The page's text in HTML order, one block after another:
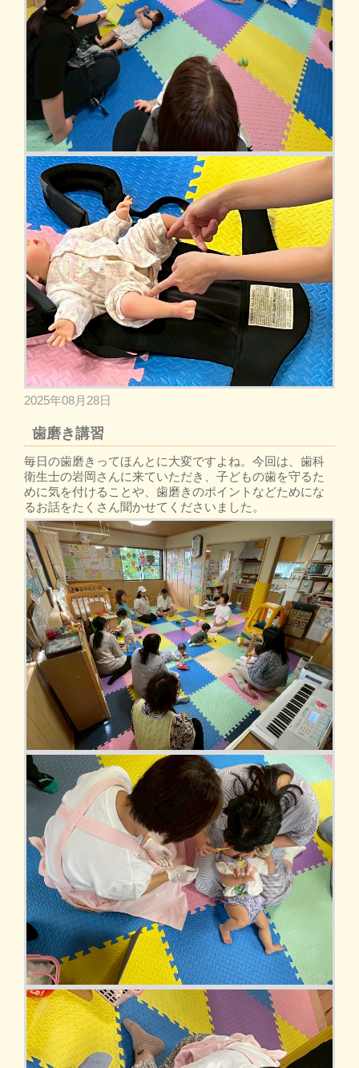
2025年08月28日
歯磨き講習
毎日の歯磨きってほんとに大変ですよね。今回は、歯科
衛生士の岩岡さんに来ていただき、子どもの歯を守るた
めに気を付けることや、歯磨きのポイントなどためにな
るお話をたくさん聞かせてくださいました。